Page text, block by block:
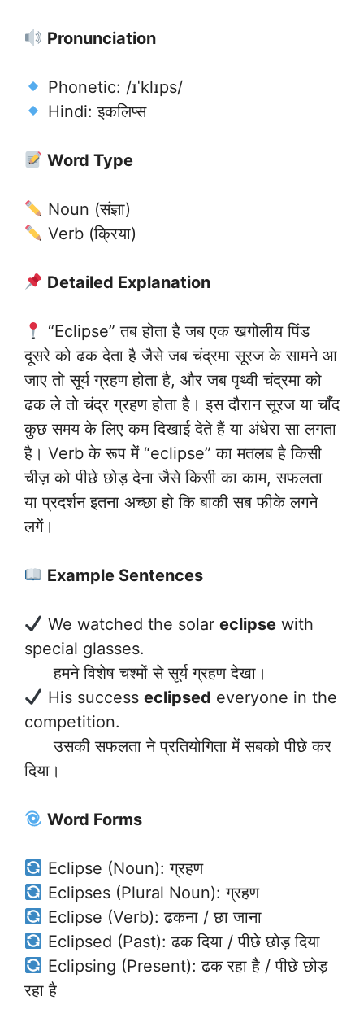
Pronunciation
Phonetic: /ɪˈklɪps/
Hindi: इकलिप्स
Word Type
Noun (संज्ञा)
Verb (क्रिया)
Detailed Explanation
“Eclipse” तब होता है जब एक खगोलीय पिंड
दूसरे को ढक देता है जैसे जब चंद्रमा सूरज के सामने आ
जाए तो सूर्य ग्रहण होता है, और जब पृथ्वी चंद्रमा को
ढक ले तो चंद्र ग्रहण होता है। इस दौरान सूरज या चाँद
कुछ समय के लिए कम दिखाई देते हैं या अंधेरा सा लगता
है। Verb के रूप में “eclipse” का मतलब है किसी
चीज़ को पीछे छोड़ देना जैसे किसी का काम, सफलता
या प्रदर्शन इतना अच्छा हो कि बाकी सब फीके लगने
लगें।
Example Sentences
We watched the solar eclipsewith
special glasses.
हमने विशेष चश्मों से सूर्य ग्रहण देखा।
His success eclipsed everyone in the
competition.
उसकी सफलता ने प्रतियोगिता में सबको पीछे कर
दिया।
Word Forms
Eclipse (Noun): ग्रहण
Eclipses (Plural Noun): ग्रहण
Eclipse (Verb): ढकना / छा जाना
Eclipsed (Past): ढक दिया / पीछे छोड़ दिया
Eclipsing (Present): ढक रहा है / पीछे छोड़
रहा है